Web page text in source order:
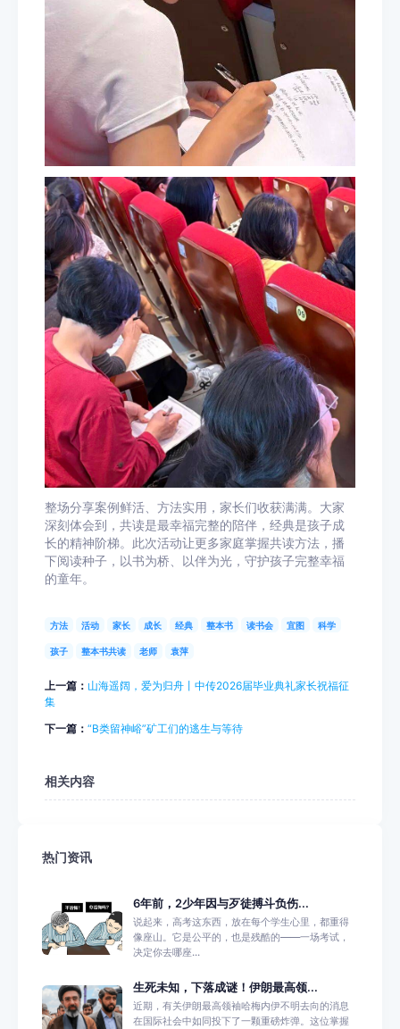
整场分享案例鲜活、方法实用，家长们收获满满。大家
深刻体会到，共读是最幸福完整的陪伴，经典是孩子成
长的精神阶梯。此次活动让更多家庭掌握共读方法，播
下阅读种子，以书为桥、以伴为光，守护孩子完整幸福
的童年。
方法 活动 家长 成长 经典 整本书 读书会 宜图 科学
孩子 整本书共读 老师 袁萍
上一篇： 山海遥阔，爱为归舟丨中传2026届毕业典礼家长祝福征
集
下一篇： “B类留神峪”矿工们的逃生与等待
相关内容
热门资讯
6年前，2少年因与歹徒搏斗负伤...
说起来，高考这东西，放在每个学生心里，都重得
像座山。它是公平的，也是残酷的——一场考试，
决定你去哪座...
生死未知，下落成谜！伊朗最高领...
近期，有关伊朗最高领袖哈梅内伊不明去向的消息
在国际社会中如同投下了一颗重磅炸弹。这位掌握